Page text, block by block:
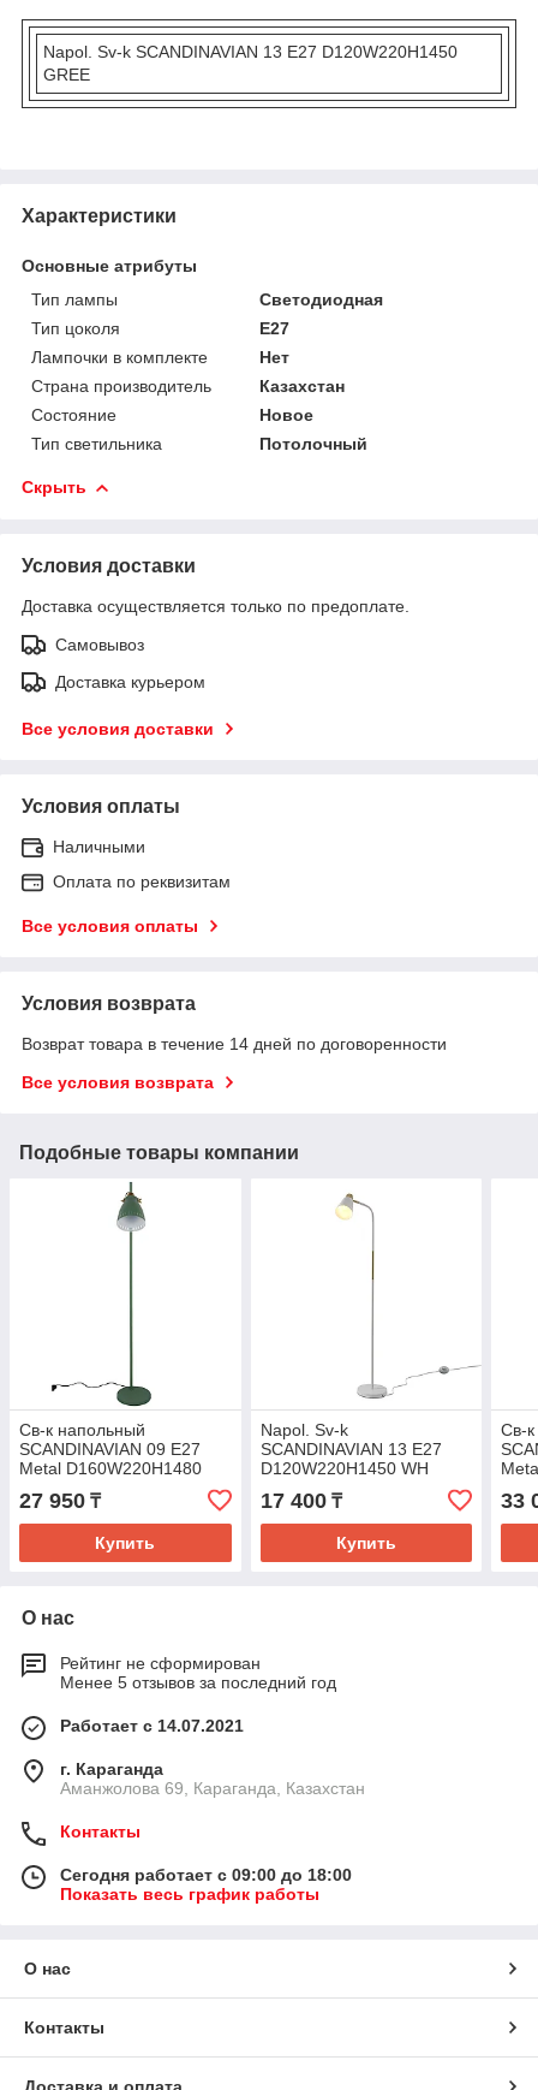
Napol. Sv-k SCANDINAVIAN 13 E27 D120W220H1450
GREE
Характеристики
Основные атрибуты
Тип лампы
Светодиодная
Тип цоколя
E27
Лампочки в комплекте
Нет
Страна производитель
Казахстан
Состояние
Новое
Тип светильника
Потолочный
Скрыть
Условия доставки
Доставка осуществляется только по предоплате.
Самовывоз
Доставка курьером
Все условия доставки
Условия оплаты
Наличными
Оплата по реквизитам
Все условия оплаты
Условия возврата
Возврат товара в течение 14 дней по договоренности
Все условия возврата
Подобные товары компании
Св-к напольный
SCANDINAVIAN 09 E27
Metal D160W220H1480
27 950 ₸
Купить
Napol. Sv-k
SCANDINAVIAN 13 E27
D120W220H1450 WH
17 400₸
Купить
Св-
33
О нас
Рейтинг не сформирован
Менее 5 отзывов за последний год
Работает с 14.07.2021
г. Караганда
Аманжолова 69, Караганда, Казахстан
Контакты
Сегодня работает с 09:00 до 18:00
Показать весь график работы
О нас
Контакты